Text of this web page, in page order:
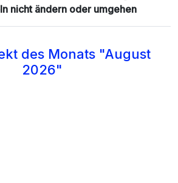
nicht ändern oder umgehen
des Monats "August
2026"